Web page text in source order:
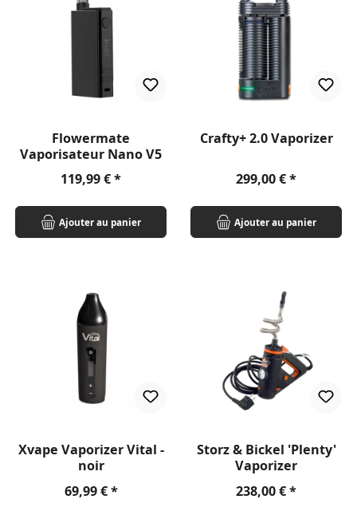
Flowermate
Vaporisateur Nano V5
Prix régulier :
119,99 €
Ajouter au panier
Crafty+ 2.0 Vaporizer
Prix régulier :
299,00 €
Ajouter au panier
Xvape Vaporizer Vital -
noir
Prix régulier :
69,99 €
Storz & Bickel 'Plenty'
Vaporizer
Prix régulier :
238,00 €